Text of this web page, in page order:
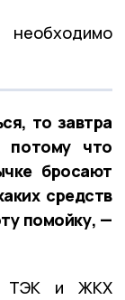
то завтра
потому что
бросают
средств
помойку, —
ТЭК и ЖКХ